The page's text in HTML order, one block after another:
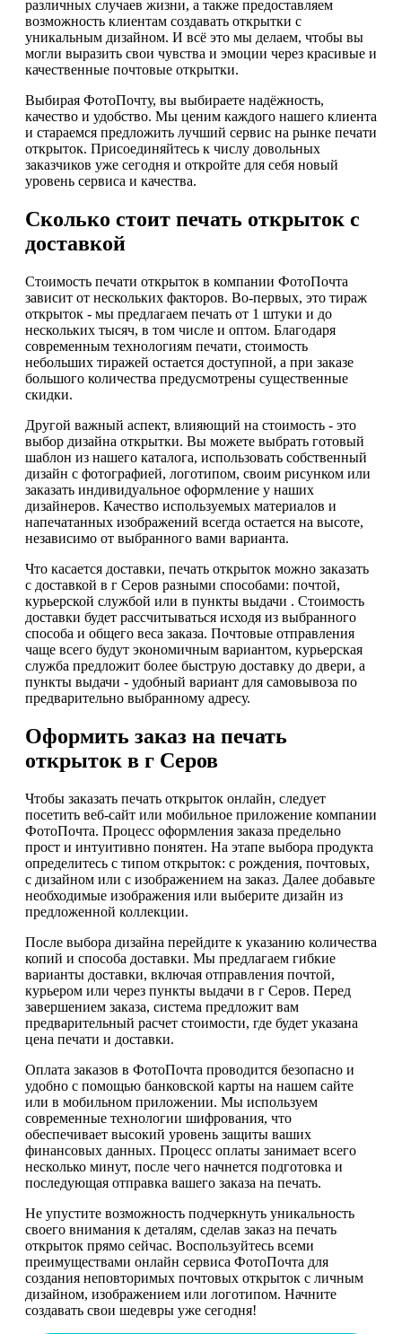
различных случаев жизни, а также предоставляем
возможность клиентам создавать открытки с
уникальным дизайном. И всё это мы делаем, чтобы вы
могли выразить свои чувства и эмоции через красивые и
качественные почтовые открытки.
Выбирая ФотоПочту, вы выбираете надёжность,
качество и удобство. Мы ценим каждого нашего клиента
и стараемся предложить лучший сервис на рынке печати
открыток. Присоединяйтесь к числу довольных
заказчиков уже сегодня и откройте для себя новый
уровень сервиса и качества.
Сколько стоит печать открыток с
доставкой
Стоимость печати открыток в компании ФотоПочта
зависит от нескольких факторов. Во-первых, это тираж
открыток - мы предлагаем печать от 1 штуки и до
нескольких тысяч, в том числе и оптом. Благодаря
современным технологиям печати, стоимость
небольших тиражей остается доступной, а при заказе
большого количества предусмотрены существенные
скидки.
Другой важный аспект, влияющий на стоимость - это
выбор дизайна открытки. Вы можете выбрать готовый
шаблон из нашего каталога, использовать собственный
дизайн с фотографией, логотипом, своим рисунком или
заказать индивидуальное оформление у наших
дизайнеров. Качество используемых материалов и
напечатанных изображений всегда остается на высоте,
независимо от выбранного вами варианта.
Что касается доставки, печать открыток можно заказать
с доставкой в г Серов разными способами: почтой,
курьерской службой или в пункты выдачи . Стоимость
доставки будет рассчитываться исходя из выбранного
способа и общего веса заказа. Почтовые отправления
чаще всего будут экономичным вариантом, курьерская
служба предложит более быструю доставку до двери, а
пункты выдачи - удобный вариант для самовывоза по
предварительно выбранному адресу.
Оформить заказ на печать
открыток в г Серов
Чтобы заказать печать открыток онлайн, следует
посетить веб-сайт или мобильное приложение компании
ФотоПочта. Процесс оформления заказа предельно
прост и интуитивно понятен. На этапе выбора продукта
определитесь с типом открыток: с рождения, почтовых,
с дизайном или с изображением на заказ. Далее добавьте
необходимые изображения или выберите дизайн из
предложенной коллекции.
После выбора дизайна перейдите к указанию количества
копий и способа доставки. Мы предлагаем гибкие
варианты доставки, включая отправления почтой,
курьером или через пункты выдачи в г Серов. Перед
завершением заказа, система предложит вам
предварительный расчет стоимости, где будет указана
цена печати и доставки.
Оплата заказов в ФотоПочта проводится безопасно и
удобно с помощью банковской карты на нашем сайте
или в мобильном приложении. Мы используем
современные технологии шифрования, что
обеспечивает высокий уровень защиты ваших
финансовых данных. Процесс оплаты занимает всего
несколько минут, после чего начнется подготовка и
последующая отправка вашего заказа на печать.
Не упустите возможность подчеркнуть уникальность
своего внимания к деталям, сделав заказ на печать
открыток прямо сейчас. Воспользуйтесь всеми
преимуществами онлайн сервиса ФотоПочта для
создания неповторимых почтовых открыток с личным
дизайном, изображением или логотипом. Начните
создавать свои шедевры уже сегодня!